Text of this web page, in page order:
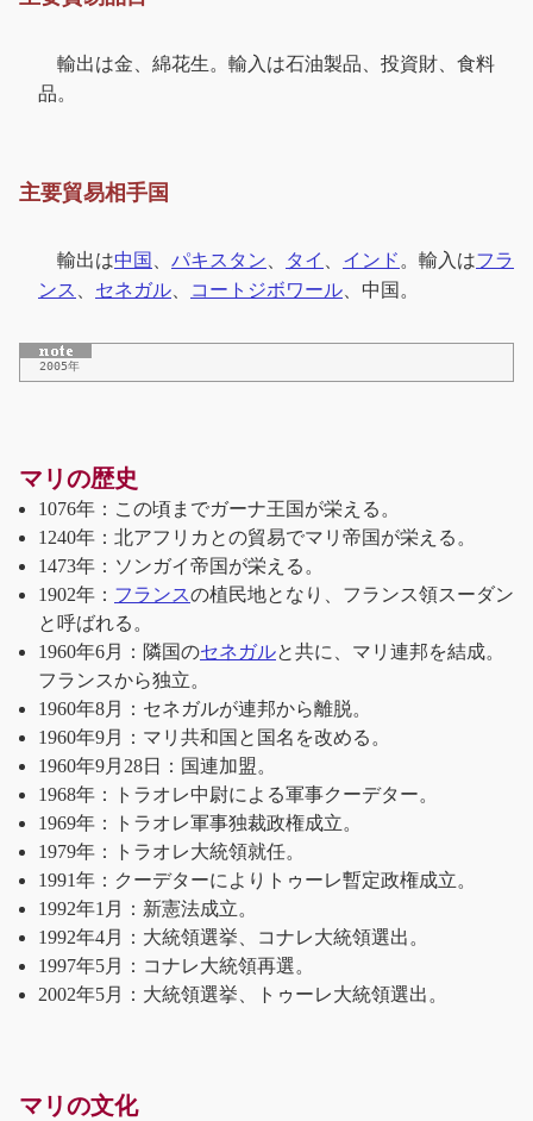
輸出は金、綿花生。輸入は石油製品、投資財、食料
品。
主要貿易相手国
輸出は中国 パキスタン タイ インド 。輸入はフラ
ンス
セネガル コートジボワール 、中国。
2005年
マリの歴史
1076年：この頃までガーナ王国が栄える。
1240年：北アフリカとの貿易でマリ帝国が栄える。
1473年：ソンガイ帝国が栄える。
1902年： フランスの植民地となり、フランス領スーダン
と呼ばれる。
1960年6月：隣国のセネガルと共に、マリ連邦を結成。
フランスから独立。
1960年8月：セネガルが連邦から離脱。
1960年9月：マリ共和国と国名を改める。
1960年9月28日：国連加盟。
1968年：トラオレ中尉による軍事クーデター。
1969年：トラオレ軍事独裁政権成立。
1979年：トラオレ大統領就任。
1991年：クーデターによりトゥーレ暫定政権成立。
1992年1月：新憲法成立。
1992年4月：大統領選挙、コナレ大統領選出。
1997年5月：コナレ大統領再選。
2002年5月：大統領選挙、トゥーレ大統領選出。
マリの文化